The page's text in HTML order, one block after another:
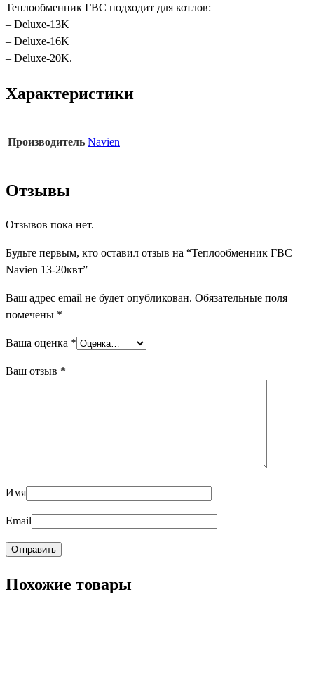
Теплообменник ГВС подходит для котлов:
– Deluxe-13K
– Deluxe-16K
– Deluxe-20K.
Характеристики
Производитель Navien
Отзывы
Отзывов пока нет.
Будьте первым, кто оставил отзыв на “Теплообменник ГВС
Navien 13-20квт”
Ваш адрес email не будет опубликован. Обязательные поля
помечены *
Ваша оценка *
Ваш отзыв *
Имя
Email
Похожие товары